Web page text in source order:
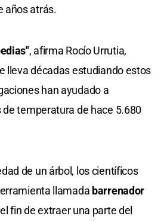
años atrás.
, afirma Rocío Urrutia,
lleva décadas estudiando estos
han ayudado a
temperatura de hace 5.680
de un árbol, los científicos
llamada barrenador
fin de extraer una parte del